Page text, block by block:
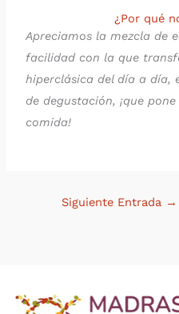
¿Por qué
Apreciamos la mezcla de
facilidad con la que
hiperclásica del día a día,
de degustación, ¡que
comida!
Siguiente Entrada →